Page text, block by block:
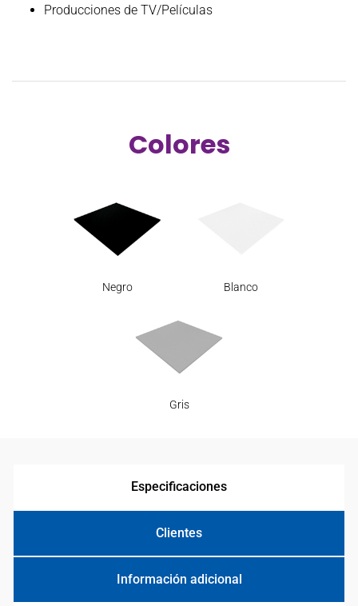
Producciones de TV/Películas
Colores
Negro Blanco
Gris
Especificaciones
Clientes
Información adicional